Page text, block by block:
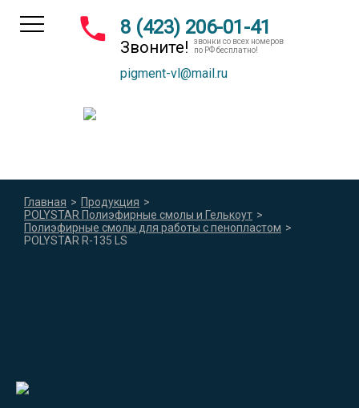
8 (423) 206-01-41
Звоните!
звонки со всех номеров
по РФ бесплатно!
pigment-vl@mail.ru
Главная > Продукция >
POLYSTAR Полиэфирные смолы и Гелькоут >
Полиэфирные смолы для работы с пенопластом >
POLYSTAR R-135 LS